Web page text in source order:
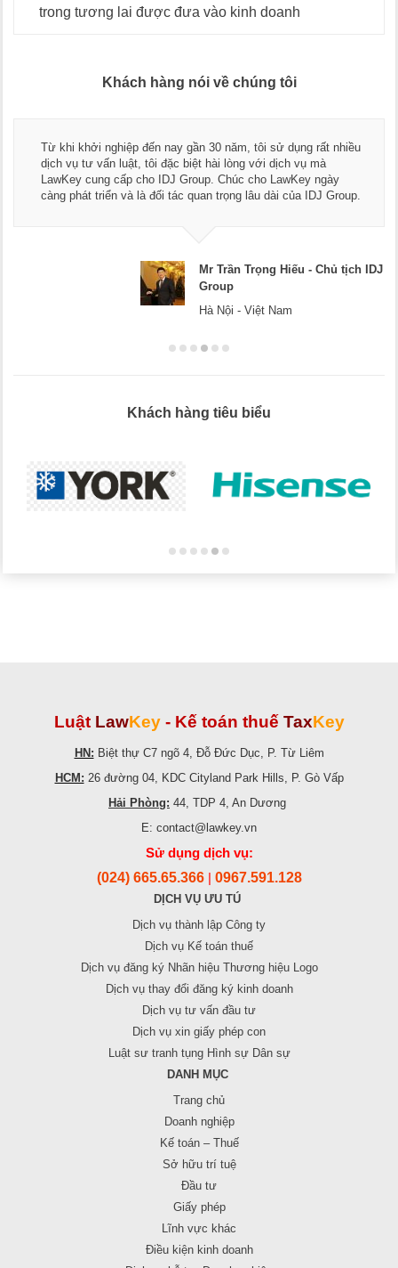
trong tương lai được đưa vào kinh doanh
Khách hàng nói về chúng tôi
nghiệp đến nay gần 30 năm, tôi sử dụng rất nhiều
vấn luật, tôi đặc biệt hài lòng với dịch vụ mà
cấp cho IDJ Group. Chúc cho LawKey ngày
triển và là đối tác quan trọng lâu dài của IDJ Group.
Mr Trần Trọng Hiếu - Chủ tịch IDJ
Group
Hà Nội - Việt Nam
Thay
Chúc
Khách hàng tiêu biểu
Luật LawKey - Kế toán thuế TaxKey
HN: Biệt thự C7 ngõ 4, Đỗ Đức Dục, P. Từ Liêm
HCM: 26 đường 04, KDC Cityland Park Hills, P. Gò Vấp
Hải Phòng: 44, TDP 4, An Dương
E: contact@lawkey.vn
Sử dụng dịch vụ:
(024) 665.65.366 0967.591.128
DỊCH VỤ ƯU TÚ
Dịch vụ thành lập Công ty
Dịch vụ Kế toán thuế
Dịch vụ đăng ký Nhãn hiệu Thương hiệu Logo
Dịch vụ thay đổi đăng ký kinh doanh
Dịch vụ tư vấn đầu tư
Dịch vụ xin giấy phép con
Luật sư tranh tụng Hình sự Dân sự
DANH MỤC
Trang chủ
Doanh nghiệp
Kế toán – Thuế
Sở hữu trí tuệ
Đầu tư
Giấy phép
Lĩnh vực khác
Điều kiện kinh doanh